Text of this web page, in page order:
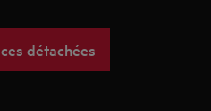
détachées